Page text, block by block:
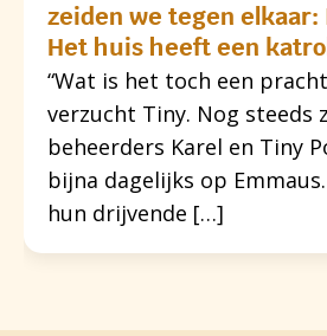
zeiden we tegen elkaar:
Het huis heeft een
“Wat is het toch een
verzucht Tiny. Nog steeds
beheerders Karel en Tiny
bijna dagelijks op
hun drijvende […]